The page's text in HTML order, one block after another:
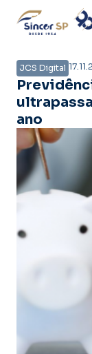
JCS Digital
ano